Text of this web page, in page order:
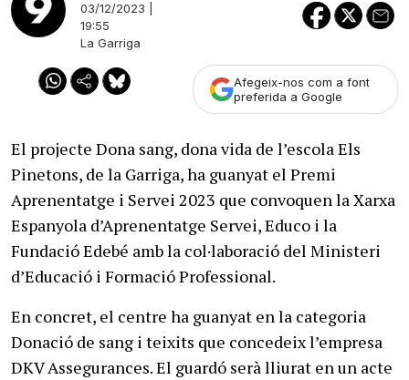
03/12/2023 |
19:55
La Garriga
Afegeix-nos com a font
preferida a Google
El projecte Dona sang, dona vida de l’escola Els
Pinetons, de la Garriga, ha guanyat el Premi
Aprenentatge i Servei 2023 que convoquen la Xarxa
Espanyola d’Aprenentatge Servei, Educo i la
Fundació Edebé amb la col·laboració del Ministeri
d’Educació i Formació Professional.
En concret, el centre ha guanyat en la categoria
Donació de sang i teixits que concedeix l’empresa
DKV Assegurances. El guardó serà lliurat en un acte